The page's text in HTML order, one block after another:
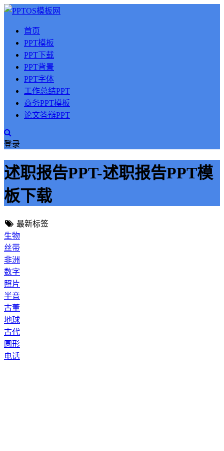
首页
PPT模板
PPT下载
PPT背景
PPT字体
工作总结PPT
商务PPT模板
论文答辩PPT
登录
述职报告PPT-述职报告PPT模
板下载
最新标签
生物
丝带
非洲
数字
照片
半音
古董
地球
古代
圆形
电话